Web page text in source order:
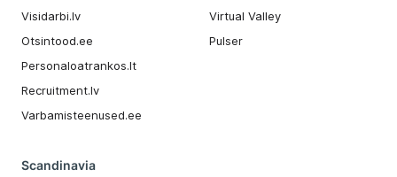
Visidarbi.lv
Otsintood.ee
Personaloatrankos.lt
Recruitment.lv
Varbamisteenused.ee
Virtual Valley
Pulser
Scandinavia